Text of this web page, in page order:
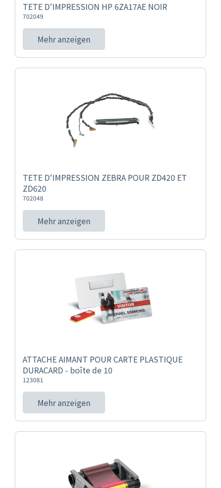
TETE D'IMPRESSION HP 6ZA17AE NOIR
702049
Mehr anzeigen
TETE D'IMPRESSION ZEBRA POUR ZD420 ET
ZD620
702048
Mehr anzeigen
ATTACHE AIMANT POUR CARTE PLASTIQUE
DURACARD - boîte de 10
123081
Mehr anzeigen